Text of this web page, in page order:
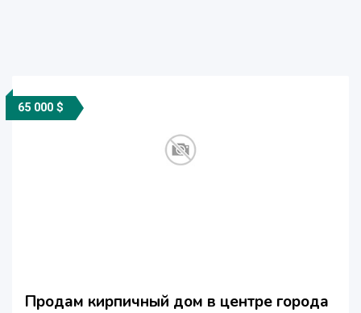
65 000 $
Продам кирпичный дом в центре города